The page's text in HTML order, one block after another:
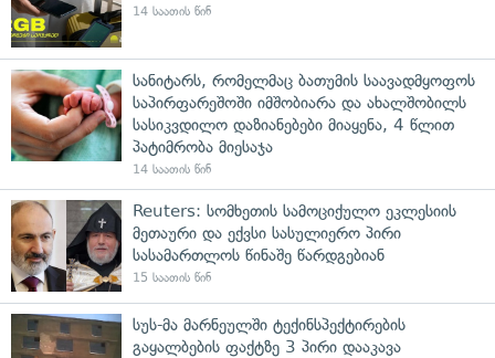
14 საათის წინ
სანიტარს, რომელმაც ბათუმის საავადმყოფოს
საპირფარეშოში იმშობიარა და ახალშობილს
სასიკვდილო დაზიანებები მიაყენა, 4 წლით
პატიმრობა მიესაჯა
14 საათის წინ
Reuters: სომხეთის სამოციქულო ეკლესიის
მეთაური და ექვსი სასულიერო პირი
სასამართლოს წინაშე წარდგებიან
15 საათის წინ
სუს-მა მარნეულში ტექინსპექტირების
გაყალბების ფაქტზე 3 პირი დააკავა